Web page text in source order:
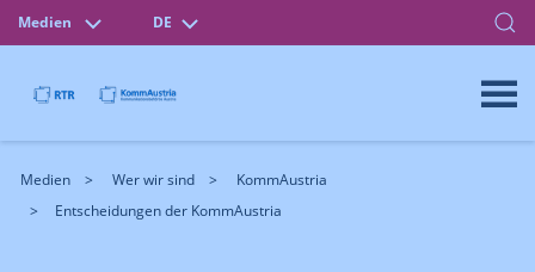
Medien DE
Medien Wer wir sind
KommAustria
Entscheidungen der KommAustria